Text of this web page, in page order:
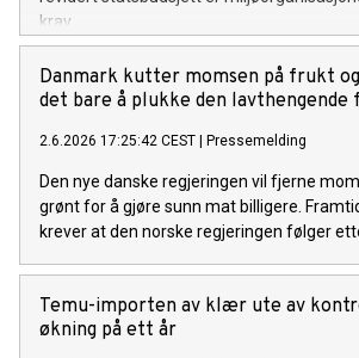
krav.
Danmark kutter momsen på frukt
det bare å plukke den
2.6.2026 17:25:42 CEST Pressemelding
Den nye danske regjeringen vil fjerne
grønt for å gjøre sunn mat billigere.
krever at den norske regjeringen følger
Temu-importen av klær ute av
økning på ett år